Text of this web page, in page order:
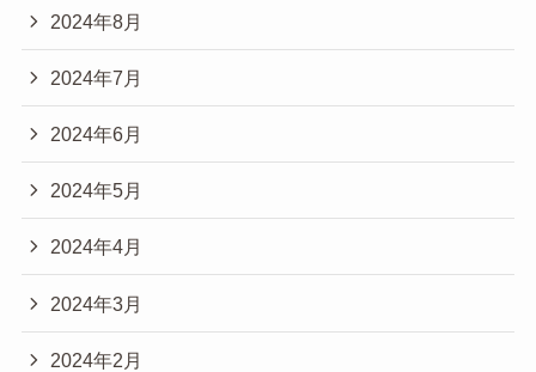
2024年8月
2024年7月
2024年6月
2024年5月
2024年4月
2024年3月
2024年2月